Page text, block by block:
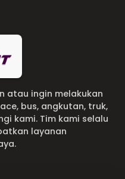
atau ingin melakukan
bus, angkutan, truk,
kami. Tim kami selalu
layanan